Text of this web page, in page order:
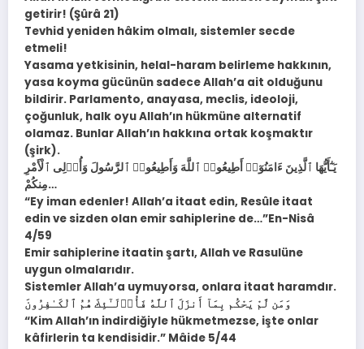
getirir! (Şûrâ 21)
Tevhid yeniden hâkim olmalı, sistemler secde
etmeli!
Yasama yetkisinin, helal-haram belirleme hakkının,
yasa koyma gücünün sadece Allah’a ait olduğunu
bildirir. Parlamento, anayasa, meclis, ideoloji,
çoğunluk, halk oyu Allah’ın hükmüne alternatif
olamaz. Bunlar Allah’ın hakkına ortak koşmaktır
(şirk).
يَـٰٓأَيُّهَا ٱلَّذِينَ ءَامَنُوٓا۟ أَطِيعُوا۟ ٱللَّهَ وَأَطِيعُوا۟ ٱلرَّسُولَ وَأُو۟لِى ٱلْأَمْرِ
مِنكُمْ…
“Ey iman edenler! Allah’a itaat edin, Resûle itaat
edin ve sizden olan emir sahiplerine de…”En-Nisâ
4/59
Emir sahiplerine itaatin şartı, Allah ve Rasulüne
uygun olmalarıdır.
Sistemler Allah’a uymuyorsa, onlara itaat haramdır.
وَمَن لَّمْ يَحْكُم بِمَآ أَنزَلَ ٱللَّهُ فَأُو۟لَـٰٓئِكَ هُمُ ٱلْكَـٰفِرُونَ
“Kim Allah’ın indirdiğiyle hükmetmezse, işte onlar
kâfirlerin ta kendisidir.” Mâide 5/44